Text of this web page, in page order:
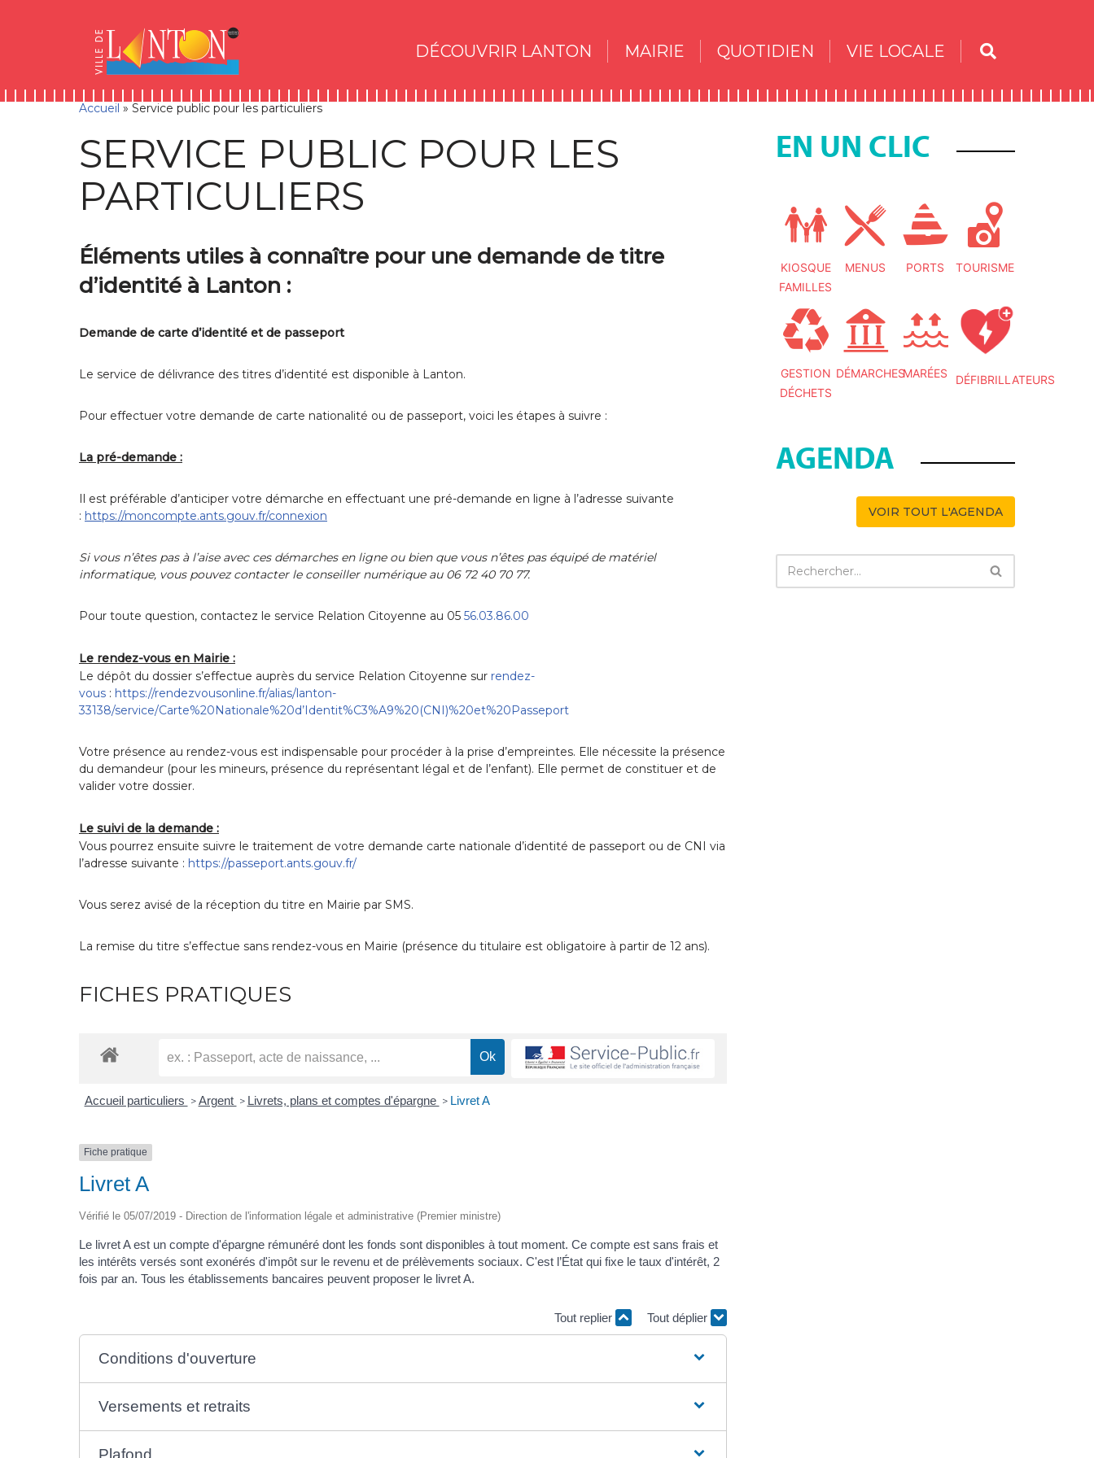
DÉCOUVRIR LANTON MAIRIE QUOTIDIEN VIE LOCALE
Accueil » Service public pour les particuliers
SERVICE PUBLIC POUR LES
PARTICULIERS
Éléments utiles à connaître pour une demande de titre
d’identité à Lanton :
Demande de carte d’identité et de passeport
Le service de délivrance des titres d’identité est disponible à Lanton.
Pour effectuer votre demande de carte nationalité ou de passeport, voici les étapes à suivre :
La pré-demande :
Il est préférable d’anticiper votre démarche en effectuant une pré-demande en ligne à l’adresse suivante
: https://moncompte.ants.gouv.fr/connexion
Si vous n’êtes pas à l’aise avec ces démarches en ligne ou bien que vous n’êtes pas équipé de matériel
informatique, vous pouvez contacter le conseiller numérique au 06 72 40 70 77.
Pour toute question, contactez le service Relation Citoyenne au 05 56.03.86.00
Le rendez-vous en Mairie :
Le dépôt du dossier s’effectue auprès du service Relation Citoyenne sur rendez-
vous : https://rendezvousonline.fr/alias/lanton-
33138/service/Carte%20Nationale%20d’Identit%C3%A9%20(CNI)%20et%20Passeport
Votre présence au rendez-vous est indispensable pour procéder à la prise d’empreintes. Elle nécessite la présence
du demandeur (pour les mineurs, présence du représentant légal et de l’enfant). Elle permet de constituer et de
valider votre dossier.
Le suivi de la demande :
Vous pourrez ensuite suivre le traitement de votre demande carte nationale d’identité de passeport ou de CNI via
l’adresse suivante : https://passeport.ants.gouv.fr/
Vous serez avisé de la réception du titre en Mairie par SMS.
La remise du titre s’effectue sans rendez-vous en Mairie (présence du titulaire est obligatoire à partir de 12 ans).
FICHES PRATIQUES
Accueil particuliers > Argent > Livrets, plans et comptes d'épargne > Livret A
Fiche pratique
Livret A
Vérifié le 05/07/2019 - Direction de l'information légale et administrative (Premier ministre)
Le livret A est un compte d'épargne rémunéré dont les fonds sont disponibles à tout moment. Ce compte est sans frais et
les intérêts versés sont exonérés d'impôt sur le revenu et de prélèvements sociaux. C'est l’État qui fixe le taux d'intérêt, 2
fois par an. Tous les établissements bancaires peuvent proposer le livret A.
Tout replier Tout déplier
Conditions d'ouverture
Versements et retraits
Plafond
EN UN CLIC
KIOSQUE
FAMILLES
MENUS PORTS TOURISME
GESTION
DÉCHETS
DÉMARCHESMARÉES DÉFIBRILLATEURS
AGENDA
VOIR TOUT L'AGENDA